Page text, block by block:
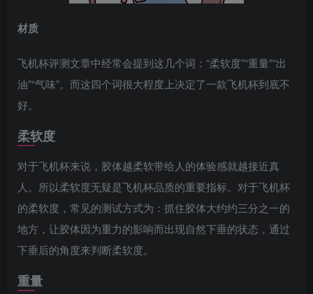
材质
飞机杯评测文章中经常会提到这几个词：“柔软度”“重量”“出
油”“气味”。而这四个词很大程度上决定了一款飞机杯到底不
好。
柔软度
对于飞机杯来说，胶体越柔软带给人的体验感就越接近真
人。所以柔软度无疑是飞机杯品质的重要指标。对于飞机杯
的柔软度，常见的测试方式为：抓住胶体大约约三分之一的
地方，让胶体因为重力的影响而出现自然下垂的状态，通过
下垂后的角度来判断柔软度。
重量